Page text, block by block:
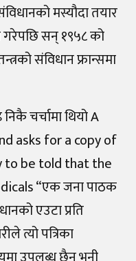
मस्यौदा तयार
सन् १९५८ को
संविधान फ्रान्समा
चर्चामा थियो A
asks for a copy of
to be told that the
“एक जना पाठक
एउटा प्रति
त्यो पत्रिका